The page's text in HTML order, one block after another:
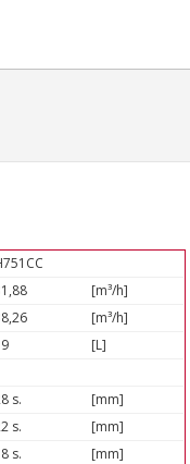
[m³/h]
[m³/h]
[L]
s.
[mm]
s.
[mm]
s.
[mm]